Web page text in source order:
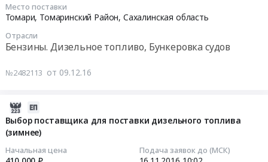
Место поставки
Томари, Томаринский Район, Сахалинская область
Отрасли
Бензины. Дизельное топливо, Бункеровка судов
№2482113 от 09.12.16
Выбор поставщика для поставки дизельного топлива
(зимнее)
Начальная цена Подача заявок до (МСК)